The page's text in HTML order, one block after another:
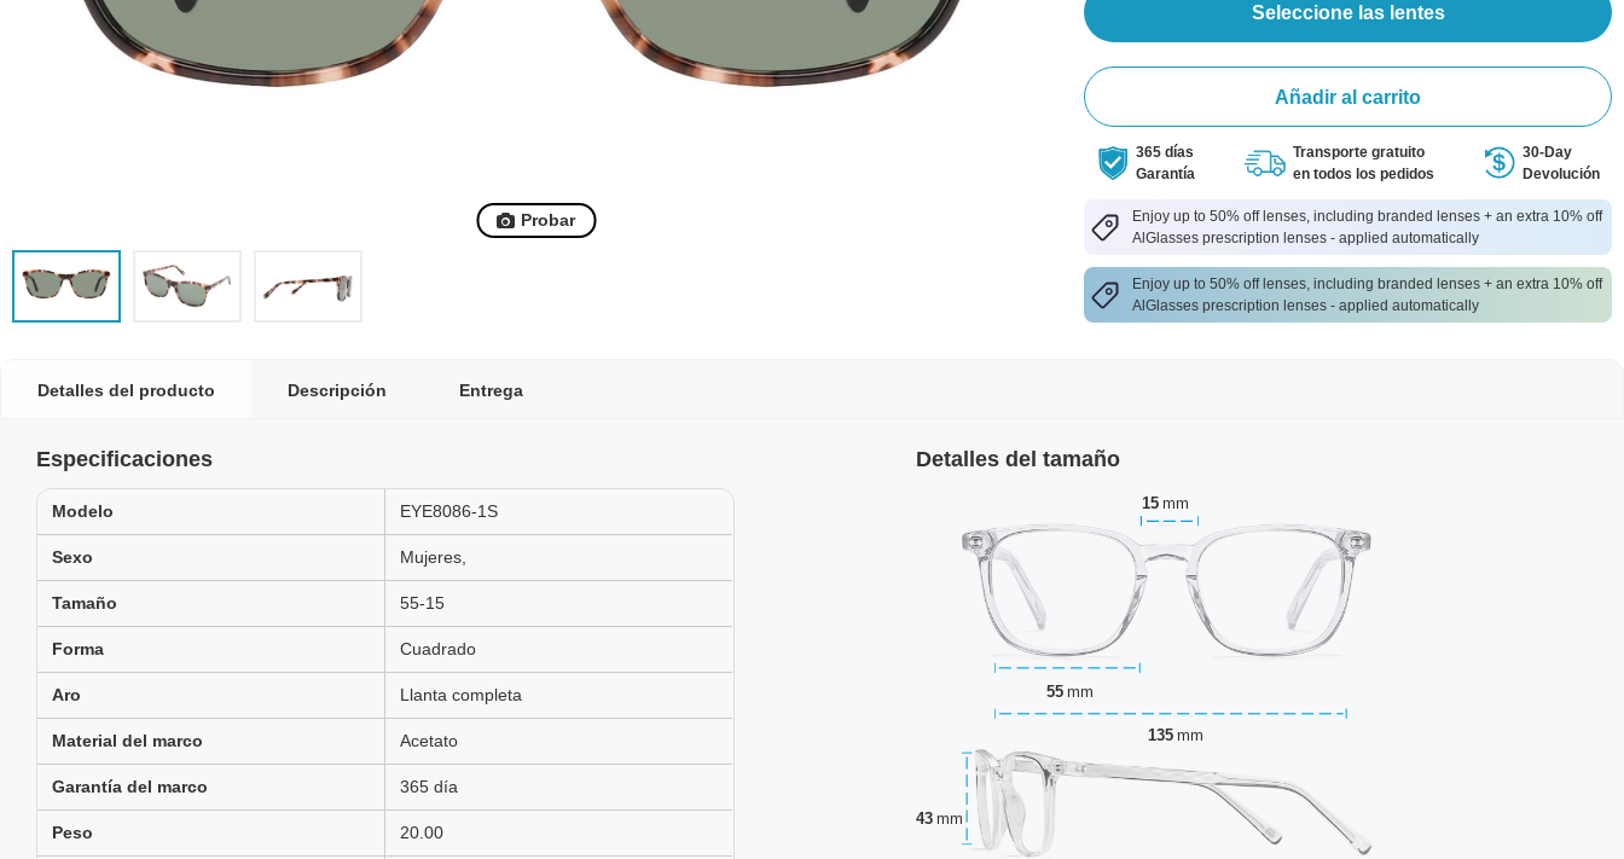
Probar
Seleccione las lentes
Añadir al carrito
365 días
Garantía
Transporte gratuito
en todos los pedidos
30-Day
Devolución
Enjoy up to 50% off lenses, including branded lenses + an extra 10% off
AlGlasses prescription lenses - applied automatically
Enjoy up to 50% off lenses, including branded lenses + an extra 10% off
AlGlasses prescription lenses - applied automatically
Detalles del producto Descripción Entrega
Especificaciones
Modelo EYE8086-1S
Sexo Mujeres,
Tamaño 55-15
Forma Cuadrado
Aro Llanta completa
Material del marco Acetato
Garantía del marco 365 día
Peso 20.00
Detalles del tamaño
15 mm
55 mm
43 mm
135 mm